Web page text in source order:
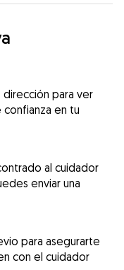
para ver
en tu
al cuidador
enviar una
para asegurarte
con el cuidador